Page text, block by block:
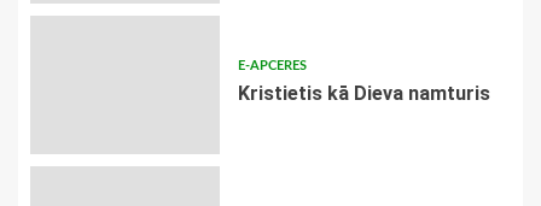
E-APCERES
Kristietis kā Dieva namturis